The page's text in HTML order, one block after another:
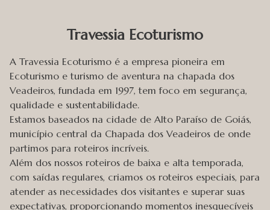
Travessia Ecoturismo
A Travessia Ecoturismo é a empresa pioneira em
Ecoturismo e turismo de aventura na chapada dos
Veadeiros, fundada em 1997, tem foco em segurança,
qualidade e sustentabilidade.
Estamos baseados na cidade de Alto Paraíso de Goiás,
município central da Chapada dos Veadeiros de onde
partimos para roteiros incríveis.
Além dos nossos roteiros de baixa e alta temporada,
com saídas regulares, criamos os roteiros especiais, para
atender as necessidades dos visitantes e superar suas
expectativas, proporcionando momentos inesquecíveis